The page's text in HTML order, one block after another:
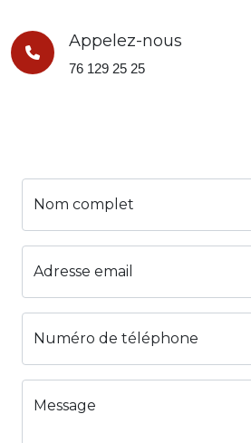
Appelez-nous
76 129 25 25
Nom complet
Adresse email
Numéro de téléphone
Message